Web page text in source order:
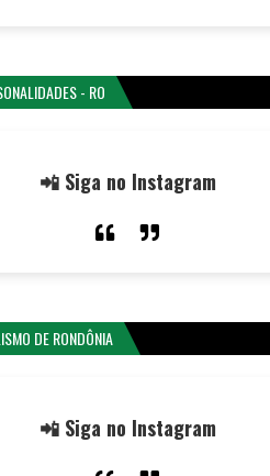
- RO
📲 Siga no Instagram
DE RONDÔNIA
📲 Siga no Instagram